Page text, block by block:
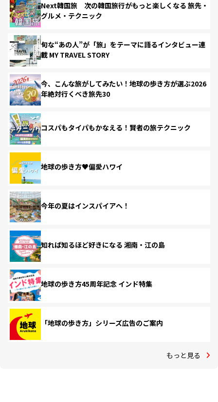
Next韓国旅 次の韓国旅行がもっと楽しくなる 旅先・
グルメ・テクニック
旬な“あの人”が「旅」をテーマに語るインタビュー連
載 MY TRAVEL STORY
今、こんな旅がしてみたい！地球の歩き方が選ぶ2026
年絶対行くべき旅先30
コスパもタイパもかなえる！賢者の旅テクニック
地球の歩き方♥偏愛ハワイ
今年の夏はインスパイアへ！
知れば知るほど好きになる 湘南・江の島
地球の歩き方45周年記念 インド特集
「地球の歩き方」シリーズ広告のご案内
もっと見る